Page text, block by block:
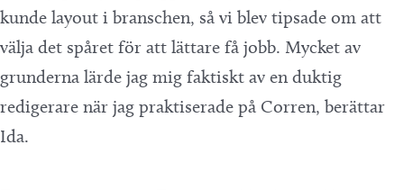
kunde layout i branschen, så vi blev tipsade om att
välja det spåret för att lättare få jobb. Mycket av
grunderna lärde jag mig faktiskt av en duktig
redigerare när jag praktiserade på Corren, berättar
Ida.